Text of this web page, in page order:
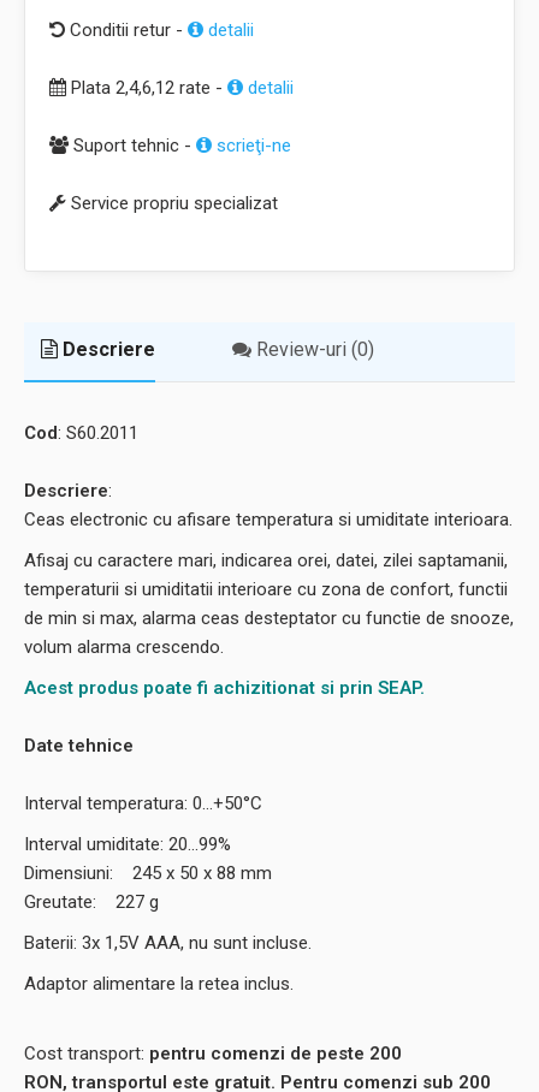
Conditii retur - detalii
Plata 2,4,6,12 rate - detalii
Suport tehnic - scrieţi-ne
Service propriu specializat
Descriere Review-uri (0)
Cod: S60.2011
Descriere:
Ceas electronic cu afisare temperatura si umiditate interioara.
Afisaj cu caractere mari, indicarea orei, datei, zilei saptamanii,
temperaturii si umiditatii interioare cu zona de confort, functii
de min si max, alarma ceas desteptator cu functie de snooze,
volum alarma crescendo.
Acest produs poate fi achizitionat si prin SEAP.
Date tehnice
Interval temperatura: 0...+50°C
Interval umiditate: 20...99%
Dimensiuni: 245 x 50 x 88 mm
Greutate: 227 g
Baterii: 3x 1,5V AAA, nu sunt incluse.
Adaptor alimentare la retea inclus.
Cost transport: pentru comenzi de peste 200
RON, transportul este gratuit. Pentru comenzi sub 200